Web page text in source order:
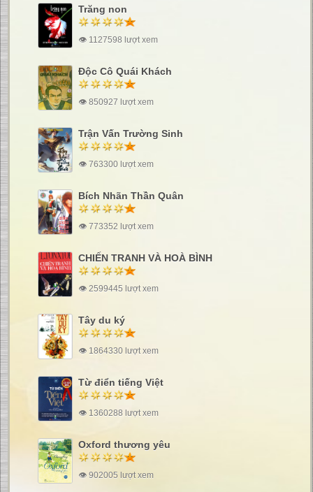
Trăng non
👁 1127598 lượt xem
Độc Cô Quái Khách
👁 850927 lượt xem
Trận Vấn Trường Sinh
👁 763300 lượt xem
Bích Nhãn Thần Quân
👁 773352 lượt xem
CHIẾN TRANH VÀ HOÀ BÌNH
👁 2599445 lượt xem
Tây du ký
👁 1864330 lượt xem
Từ điển tiếng Việt
👁 1360288 lượt xem
Oxford thương yêu
👁 902005 lượt xem